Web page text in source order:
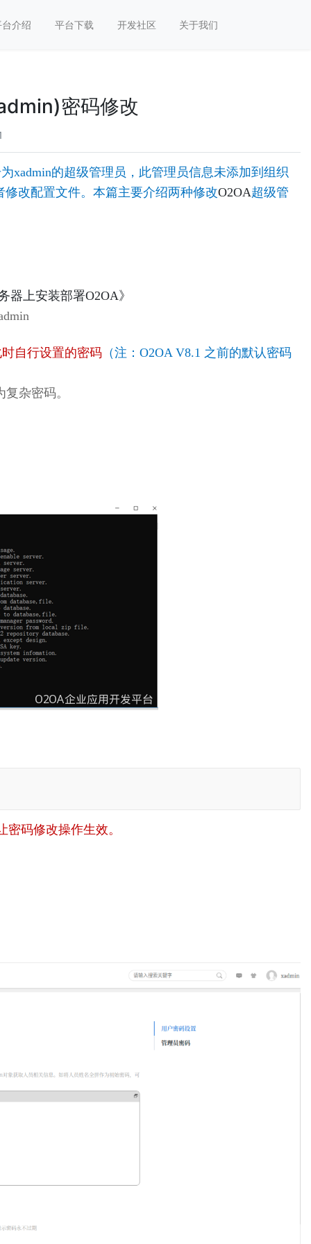
台介绍 平台下载 开发社区 关于我们
密码修改
xadmin的超级管理员，此管理员信息未添加到组织
改配置文件。本篇主要介绍两种修改O2OA超级管
器上安装部署O2OA》
自行设置的密码 （注：O2OA V8.1 之前的默认密码
杂密码。
码修改操作生效。